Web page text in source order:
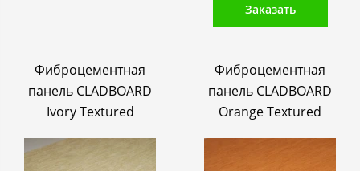
Заказать
Фиброцементная
панель CLADBOARD
Ivory Textured
Фиброцементная
панель CLADBOARD
Orange Textured